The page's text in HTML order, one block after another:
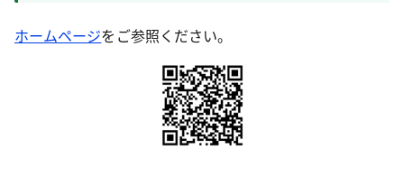
ホームページをご参照ください。